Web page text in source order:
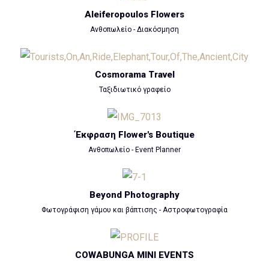
Aleiferopoulos Flowers
Ανθοπωλείο - Διακόσμηση
Cosmorama Travel
Ταξιδιωτικό γραφείο
Έκφραση Flower's Boutique
Ανθοπωλείο - Event Planner
Beyond Photography
Φωτογράφιση γάμου και βάπτισης - Αστροφωτογραφία
COWABUNGA MINI EVENTS